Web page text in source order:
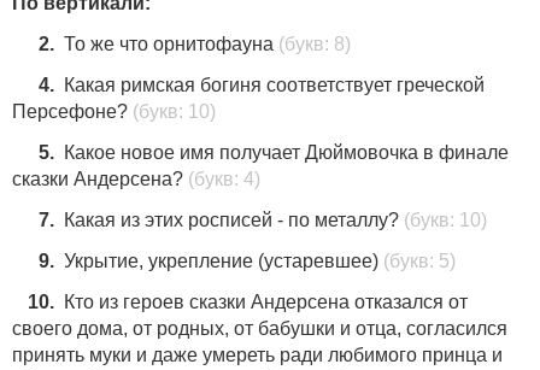
2. То же что орнитофауна (букв: 8)
4. Какая римская богиня соответствует греческой
Персефоне? (букв: 10)
5. Какое новое имя получает Дюймовочка в финале
сказки Андерсена? (букв: 4)
7. Какая из этих росписей - по металлу? (букв: 10)
9. Укрытие, укрепление (устаревшее) (букв: 5)
10. Кто из героев сказки Андерсена отказался от
своего дома, от родных, от бабушки и отца, согласился
принять муки и даже умереть ради любимого принца и